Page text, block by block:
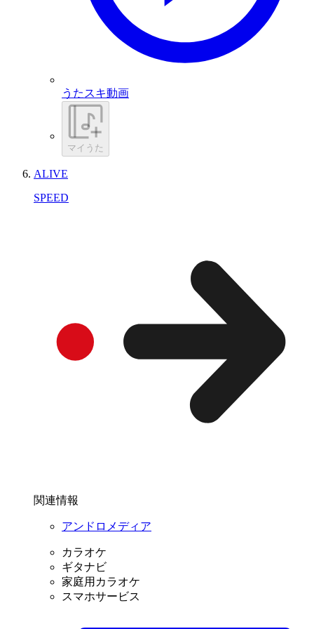
うたスキ動画
マイうた
ALIVE
SPEED
関連情報
アンドロメディア
カラオケ
ギタナビ
家庭用カラオケ
スマホサービス